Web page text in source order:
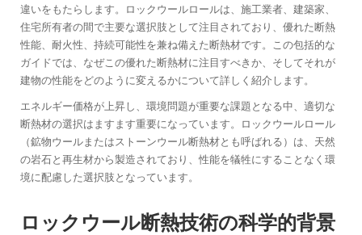
違いをもたらします。ロックウールロールは、施工業者、建築家、
住宅所有者の間で主要な選択肢として注目されており、優れた断熱
性能、耐火性、持続可能性を兼ね備えた断熱材です。この包括的な
ガイドでは、なぜこの優れた断熱材に注目すべきか、そしてそれが
建物の性能をどのように変えるかについて詳しく紹介します。
エネルギー価格が上昇し、環境問題が重要な課題となる中、適切な
断熱材の選択はますます重要になっています。ロックウールロール
（鉱物ウールまたはストーンウール断熱材とも呼ばれる）は、天然
の岩石と再生材から製造されており、性能を犠牲にすることなく環
境に配慮した選択肢となっています。
ロックウール断熱技術の科学的背景